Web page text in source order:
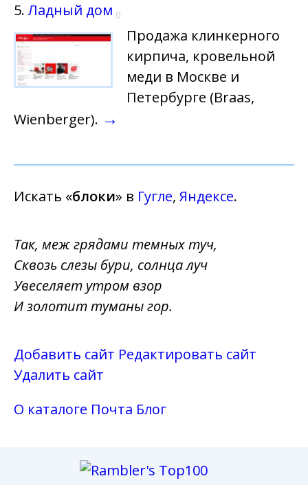
5.Ладный дом 0
Продажа клинкерного
кирпича, кровельной
меди в Москве и
Петербурге (Braas,
Wienberger). →
Искать «блоки» в Гугле, Яндексе.
Так, меж грядами темных туч,
Сквозь слезы бури, солнца луч
Увеселяет утром взор
И золотит туманы гор.
Добавить сайт Редактировать сайт
Удалить сайт
О каталоге Почта Блог